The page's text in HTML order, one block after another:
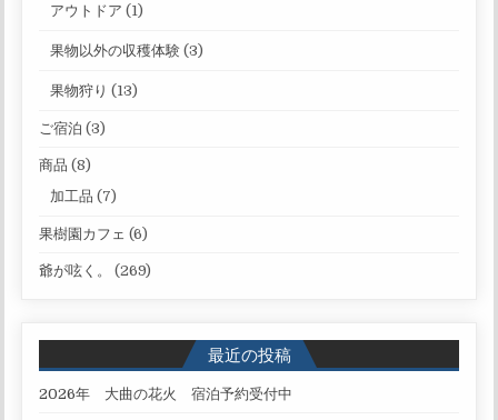
アウトドア (1)
果物以外の収穫体験 (3)
果物狩り (13)
ご宿泊 (3)
商品 (8)
加工品 (7)
果樹園カフェ (6)
爺が呟く。 (269)
最近の投稿
2026年 大曲の花火 宿泊予約受付中